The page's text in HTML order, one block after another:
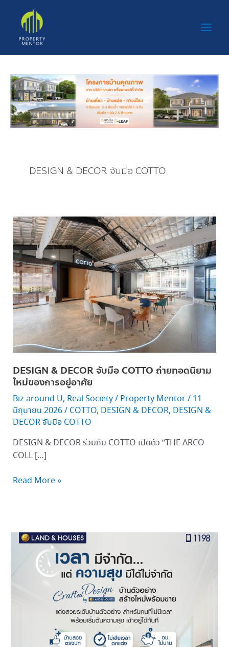
content
DESIGN & DECOR จับมือ COTTO
DESIGN & DECOR จับมือ COTTO ถ่ายทอดนิยาม
ใหม่ของการอยู่อาศัย
Biz around U, Real Society/ Property Mentor/ 11
มิถุนายน 2026/ COTTO, DESIGN & DECOR, DESIGN &
DECOR จับมือ COTTO
DESIGN & DECOR ร่วมกับ COTTO เปิดตัว “THE ARCO
COLL […]
DESIGN
&
DECOR จับ
มือ COTTO ถ่ายทอด
นิยาม
ใหม่
ของ
การ
อยู่
Read More »